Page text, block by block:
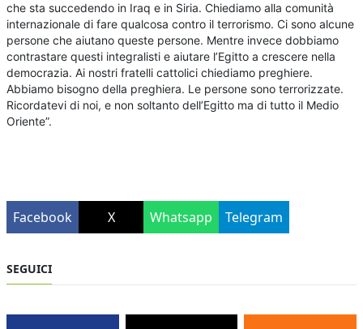
che sta succedendo in Iraq e in Siria. Chiediamo alla comunità
internazionale di fare qualcosa contro il terrorismo. Ci sono alcune
persone che aiutano queste persone. Mentre invece dobbiamo
contrastare questi integralisti e aiutare l’Egitto a crescere nella
democrazia. Ai nostri fratelli cattolici chiediamo preghiere.
Abbiamo bisogno della preghiera. Le persone sono terrorizzate.
Ricordatevi di noi, e non soltanto dell’Egitto ma di tutto il Medio
Oriente”.
Facebook X Whatsapp Telegram
SEGUICI